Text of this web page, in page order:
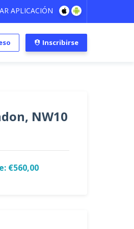
APLICACIÓN
Inscribirse
NW10
€560,00